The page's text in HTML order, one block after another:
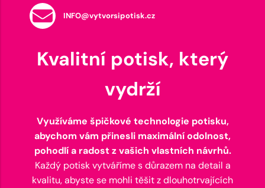
INFO@vytvorsipotisk.cz
Kvalitní potisk, který
vydrží
Využíváme špičkové technologie potisku,
abychom vám přinesli maximální odolnost,
pohodlí a radost z vašich vlastních návrhů.
Každý potisk vytváříme s důrazem na detail a
kvalitu, abyste se mohli těšit z dlouhotrvajících